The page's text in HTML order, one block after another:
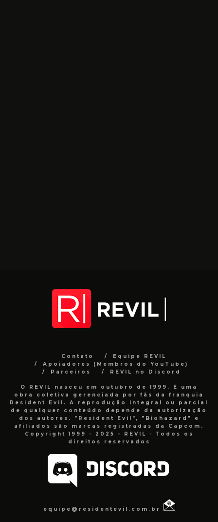
Contato
Equipe REVIL
Apoiadores (Membros do YouTube)
Parceiros
REVIL no Discord
O REVIL nasceu em outubro de 1999. É uma
obra coletiva gerenciada por fãs da franquia
Resident Evil. A reprodução integral ou parcial
de qualquer conteúdo depende da autorização
dos autores. "Resident Evil", "Biohazard" e
afiliados são marcas registradas da Capcom.
Copyright 1999 - 2025 - REVIL - Todos os
direitos reservados
equipe@residentevil.com.br